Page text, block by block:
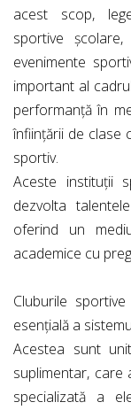
acest scop,
sportive
evenimente
important al
performanță în
înființării de clase
sportiv.
Aceste instituții
dezvolta
oferind un
academice cu
Cluburile
esențială a
Acestea sunt
suplimentar, care
specializată a